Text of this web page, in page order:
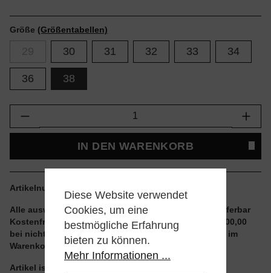
Größe (Größentabellen)
30 31 32 33 34
36 38
Produkt Anzahl: Gib den gewünschten
IN DEN WARENKORB
Artikelnummer:
Alle auswählbaren Größen und Artikel sind sofort lieferbar
Kostenfreier Versand ab einem Einkaufswert von € 100,00
bei nicht reduzierten Artikeln und ohne Aktionscode im
Warenkorb
Artikel ist wie angegeben im Store verfügbar
Diese Website verwendet
Cookies, um eine
bestmögliche Erfahrung
bieten zu können.
Mehr Informationen ...